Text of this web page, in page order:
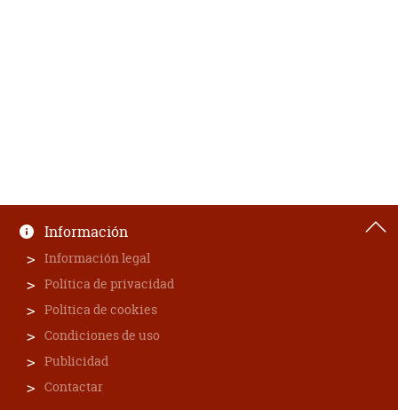
Información
Información legal
Política de privacidad
Política de cookies
Condiciones de uso
Publicidad
Contactar